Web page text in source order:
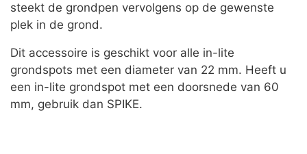
steekt de grondpen vervolgens op de gewenste
plek in de grond.
Dit accessoire is geschikt voor alle in-lite
grondspots met een diameter van 22 mm. Heeft u
een in-lite grondspot met een doorsnede van 60
mm, gebruik dan SPIKE.